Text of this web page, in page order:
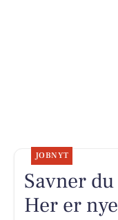
JOBNYT
Savner
Her er